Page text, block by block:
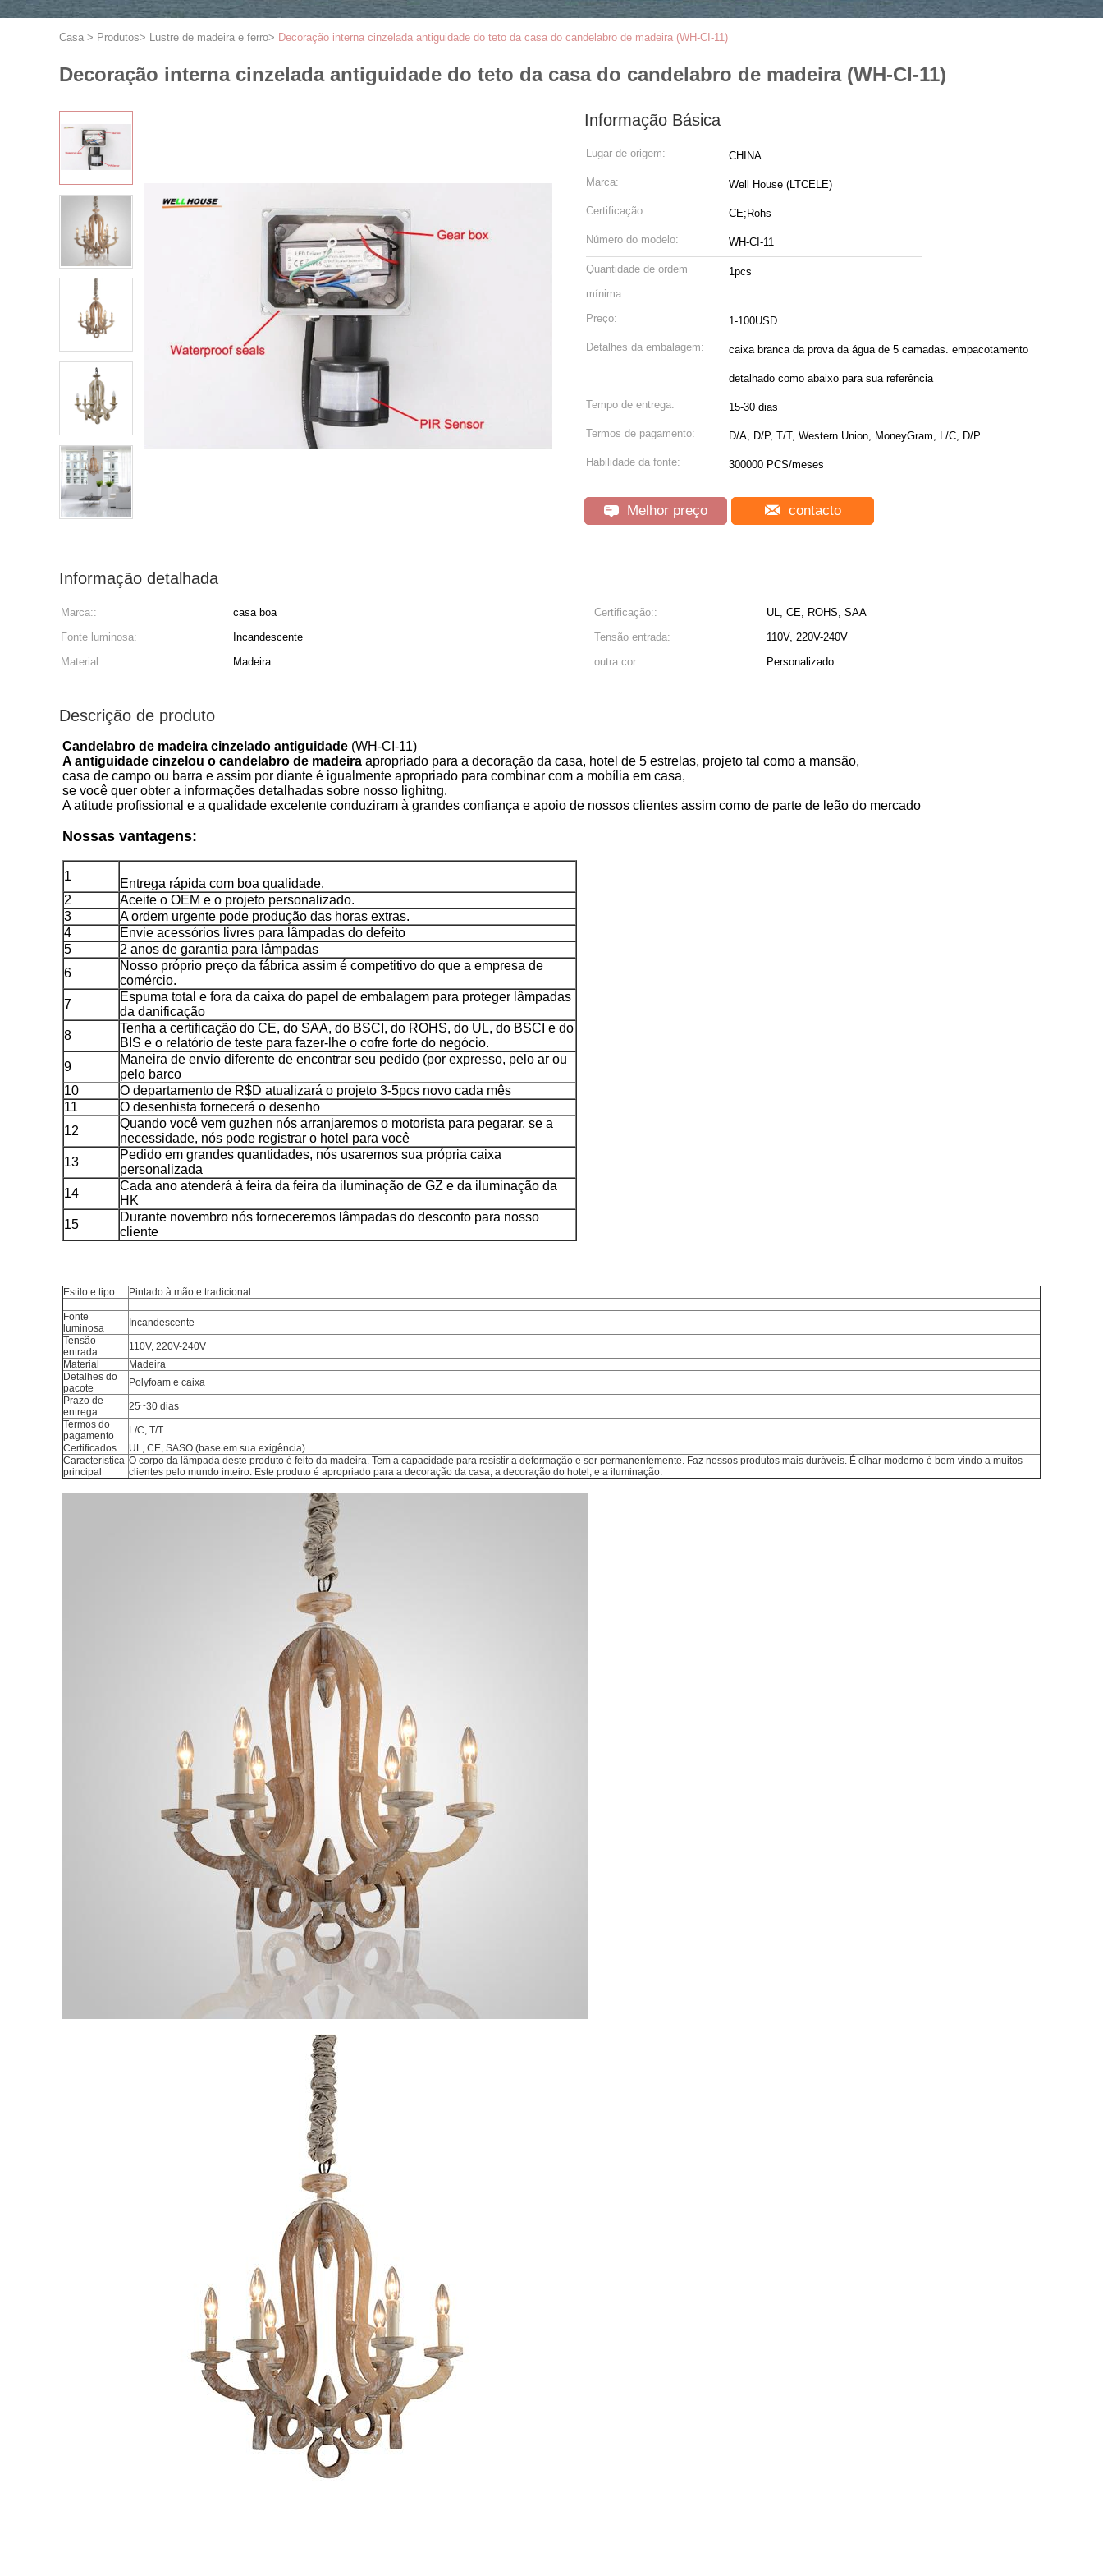
Casa > Produtos> Lustre de madeira e ferro> Decoração interna cinzelada antiguidade do teto da casa do candelabro de madeira (WH-CI-11)
Decoração interna cinzelada antiguidade do teto da casa do candelabro de madeira (WH-CI-11)
Informação Básica
Lugar de origem: CHINA
Marca: Well House (LTCELE)
Certificação: CE;Rohs
Número do modelo: WH-CI-11
Quantidade de ordem
mínima:
1pcs
Preço: 1-100USD
Detalhes da embalagem: caixa branca da prova da água de 5 camadas. empacotamento
detalhado como abaixo para sua referência
Tempo de entrega: 15-30 dias
Termos de pagamento: D/A, D/P, T/T, Western Union, MoneyGram, L/C, D/P
Habilidade da fonte: 300000 PCS/meses
Melhor preço contacto
Informação detalhada
Marca:: casa boa Certificação::
UL, CE, ROHS, SAA
Fonte luminosa:
Incandescente Tensão entrada:
110V, 220V-240V
Material:
Madeira outra cor:: Personalizado
Descrição de produto
Candelabro de madeira cinzelado antiguidade (WH-CI-11)
A antiguidade cinzelou o candelabro de madeira apropriado para a decoração da casa, hotel de 5 estrelas, projeto tal como a mansão,
casa de campo ou barra e assim por diante é igualmente apropriado para combinar com a mobília em casa,
se você quer obter a informações detalhadas sobre nosso lighitng.
A atitude profissional e a qualidade excelente conduziram à grandes confiança e apoio de nossos clientes assim como de parte de leão do mercado
Nossas vantagens:
1
Entrega rápida com boa qualidade.
2
Aceite o OEM e o projeto personalizado.
3
A ordem urgente pode produção das horas extras.
4
Envie acessórios livres para lâmpadas do defeito
5
2 anos de garantia para lâmpadas
6
Nosso próprio preço da fábrica assim é competitivo do que a empresa de
comércio.
7
Espuma total e fora da caixa do papel de embalagem para proteger lâmpadas
da danificação
8
Tenha a certificação do CE, do SAA, do BSCI, do ROHS, do UL, do BSCI e do
BIS e o relatório de teste para fazer-lhe o cofre forte do negócio.
9
Maneira de envio diferente de encontrar seu pedido (por expresso, pelo ar ou
pelo barco
10
O departamento de R$D atualizará o projeto 3-5pcs novo cada mês
11
O desenhista fornecerá o desenho
12
Quando você vem guzhen nós arranjaremos o motorista para pegarar, se a
necessidade, nós pode registrar o hotel para você
13
Pedido em grandes quantidades, nós usaremos sua própria caixa
personalizada
14
Cada ano atenderá à feira da feira da iluminação de GZ e da iluminação da
HK
15
Durante novembro nós forneceremos lâmpadas do desconto para nosso
cliente
Estilo e tipo Pintado à mão e tradicional
Fonte
luminosa
Incandescente
Tensão
entrada
110V, 220V-240V
Material
Madeira
Detalhes do
pacote
Polyfoam e caixa
Prazo de
entrega
25~30 dias
Termos do
pagamento
L/C, T/T
Certificados
UL, CE, SASO (base em sua exigência)
Característica
principal
O corpo da lâmpada deste produto é feito da madeira. Tem a capacidade para resistir a deformação e ser permanentemente. Faz nossos produtos mais duráveis. É olhar moderno é bem-vindo a muitos
clientes pelo mundo inteiro. Este produto é apropriado para a decoração da casa, a decoração do hotel, e a iluminação.